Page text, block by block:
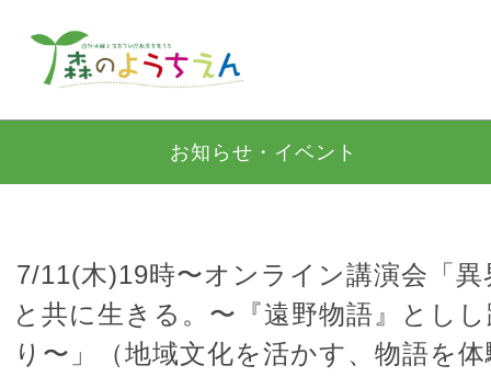
お知らせ・イベント
7/11(木)19時〜オンライン講演会「異
と共に生きる。〜『遠野物語』とし
り〜」（地域文化を活かす、物語を体